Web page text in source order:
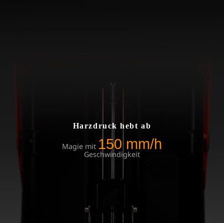
Harzdruck hebt ab
Magie mit 150 mm/h
Geschwindigkeit